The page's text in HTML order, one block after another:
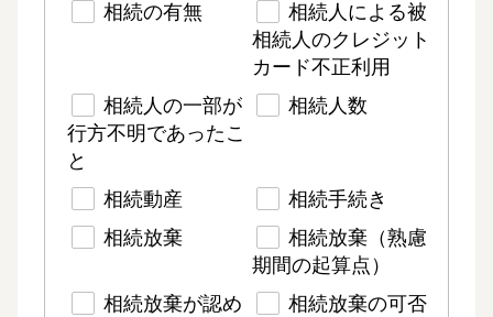
相続の有無
相続人による被
相続人のクレジット
カード不正利用
相続人の一部が
行方不明であったこ
と
相続人数
相続動産
相続手続き
相続放棄
相続放棄（熟慮
期間の起算点）
相続放棄が認め
相続放棄の可否